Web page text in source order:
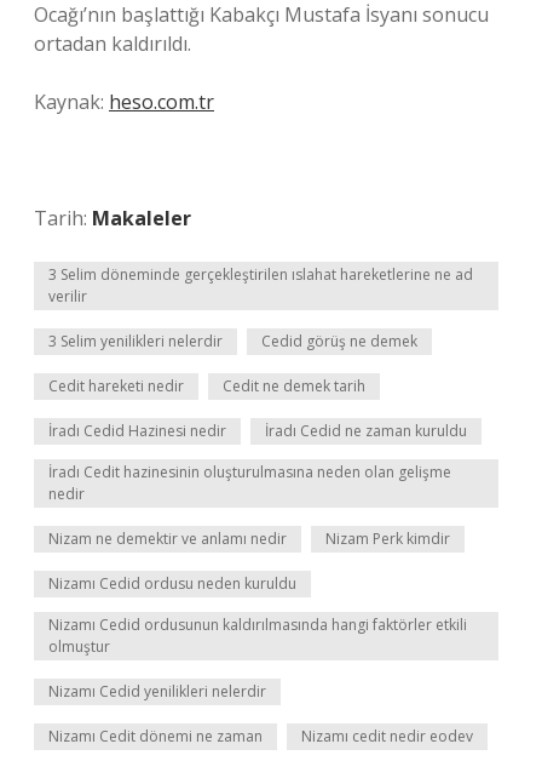
Ocağı’nın başlattığı Kabakçı Mustafa İsyanı sonucu
ortadan kaldırıldı.
Kaynak: heso.com.tr
Tarih: Makaleler
3 Selim döneminde gerçekleştirilen ıslahat hareketlerine ne ad
verilir
3 Selim yenilikleri nelerdir Cedid görüş ne demek
Cedit hareketi nedir Cedit ne demek tarih
İradı Cedid Hazinesi nedir
İradı Cedid ne zaman kuruldu
İradı Cedit hazinesinin oluşturulmasına neden olan gelişme
nedir
Nizam ne demektir ve anlamı nedir Nizam Perk kimdir
Nizamı Cedid ordusu neden kuruldu
Nizamı Cedid ordusunun kaldırılmasında hangi faktörler etkili
olmuştur
Nizamı Cedid yenilikleri nelerdir
Nizamı Cedit dönemi ne zaman Nizamı cedit nedir eodev